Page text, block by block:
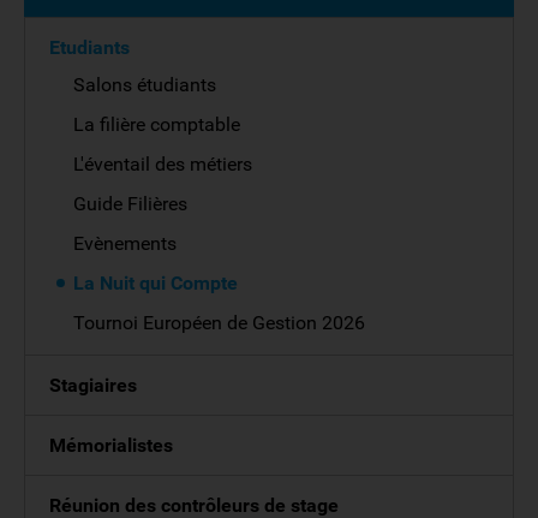
Etudiants
Salons étudiants
La filière comptable
L'éventail des métiers
Guide Filières
Evènements
La Nuit qui Compte
Tournoi Européen de Gestion 2026
Stagiaires
Mémorialistes
Réunion des contrôleurs de stage